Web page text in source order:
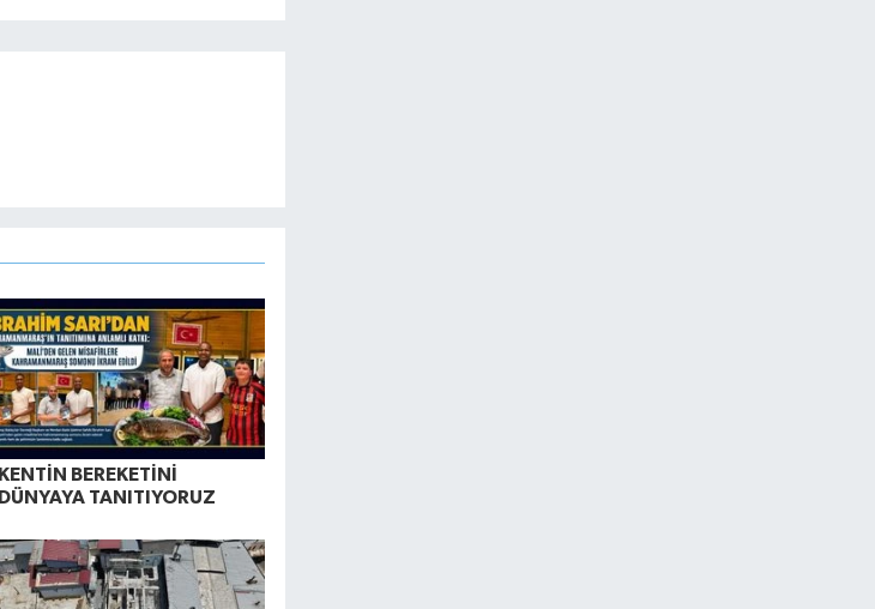
KENTİN BEREKETİNİ
DÜNYAYA TANITIYORUZ